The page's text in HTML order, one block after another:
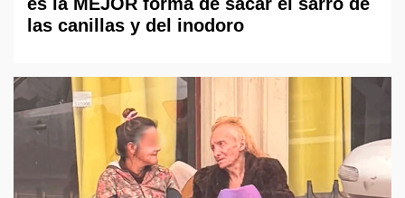
las canillas y del inodoro